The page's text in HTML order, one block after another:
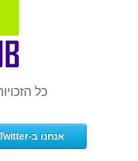
כל הזכויות
אנחנו ב-Twitter